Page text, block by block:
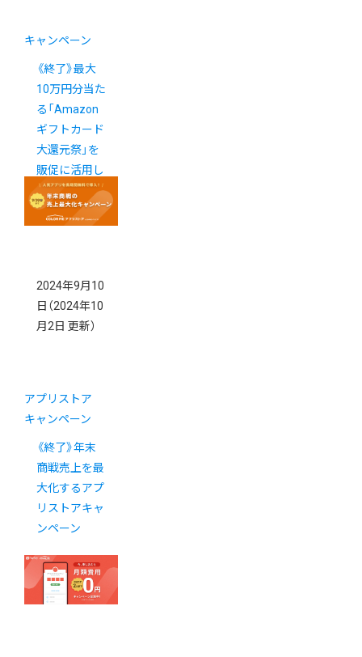
キャンペーン
《終了》最大
10万円分当た
る「Amazon
ギフトカード
大還元祭」を
販促に活用し
ましょう！
2024年9月10
日 （2024年10
月2日 更新）
アプリストア
キャンペーン
《終了》年末
商戦売上を最
大化するアプ
リストアキャ
ンペーン